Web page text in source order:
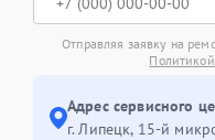
Отправляя заявку на
Адрес сервисного
г. Липецк, 15-й